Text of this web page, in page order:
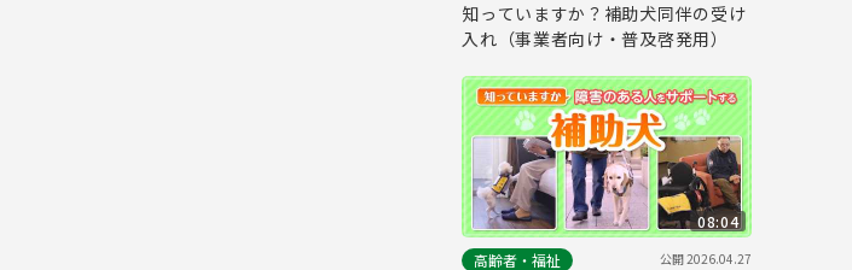
知っていますか？補助犬同伴の受け
入れ（事業者向け・普及啓発用）
08:04
高齢者・福祉
公開2026.04.27